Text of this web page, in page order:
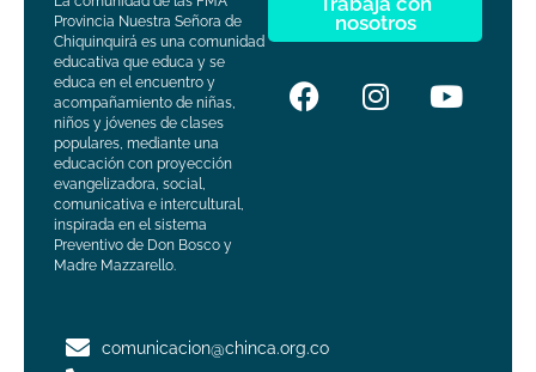
Provincia Nuestra Señora de
Chiquinquirá es una comunidad
educativa que educa y se
educa en el encuentro y
acompañamiento de niñas,
niños y jóvenes de clases
populares, mediante una
educación con proyección
evangelizadora, social,
comunicativa e intercultural,
inspirada en el sistema
Preventivo de Don Bosco y
Madre Mazzarello.
nosotros
comunicacion@chinca.org.co